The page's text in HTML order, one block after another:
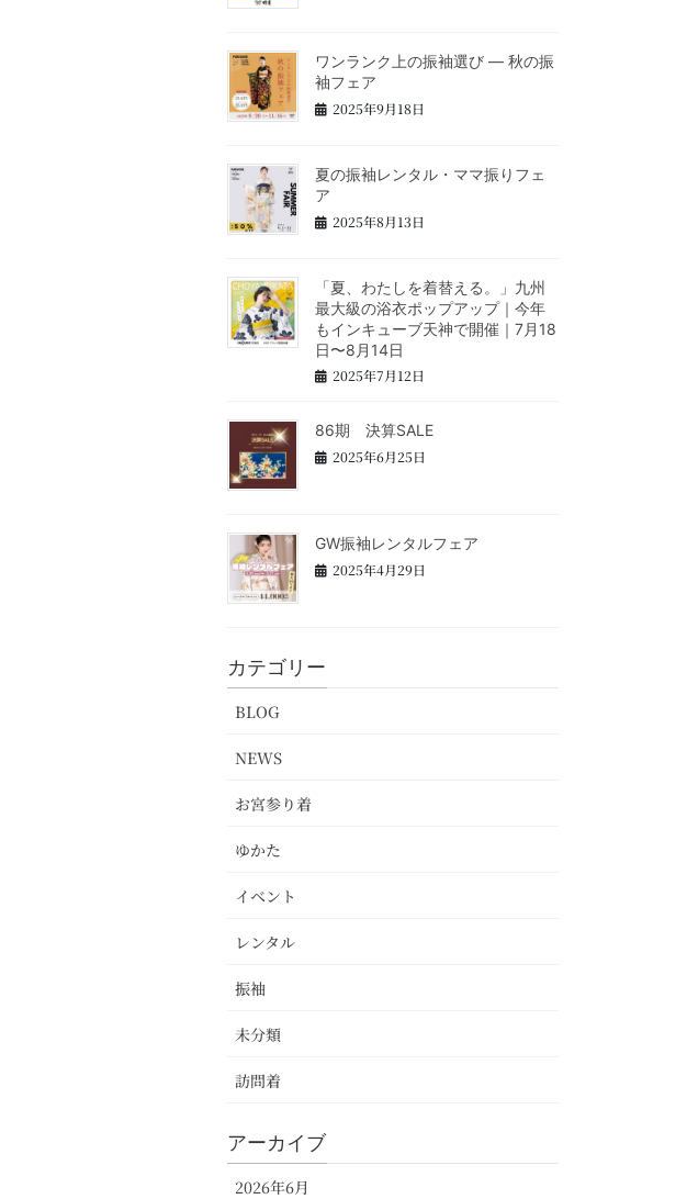
ワンランク上の振袖選び ― 秋の振
袖フェア
2025年9月18日
夏の振袖レンタル・ママ振りフェ
ア
2025年8月13日
「夏、わたしを着替える。」九州
最大級の浴衣ポップアップ｜今年
もインキューブ天神で開催｜7月18
日〜8月14日
2025年7月12日
86期 決算SALE
2025年6月25日
GW振袖レンタルフェア
2025年4月29日
カテゴリー
BLOG
NEWS
お宮参り着
ゆかた
イベント
レンタル
振袖
未分類
訪問着
アーカイブ
2026年6月